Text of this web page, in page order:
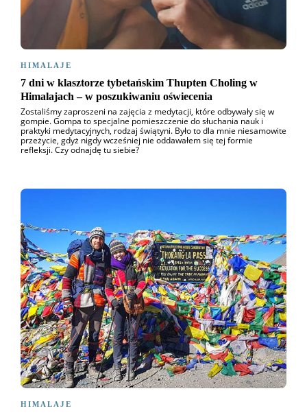
HIMALAJE
7 dni w klasztorze tybetańskim Thupten Choling w
Himalajach – w poszukiwaniu oświecenia
Zostaliśmy zaproszeni na zajęcia z medytacji, które odbywały się w
gompie. Gompa to specjalne pomieszczenie do słuchania nauk i
praktyki medytacyjnych, rodzaj świątyni. Było to dla mnie niesamowite
przeżycie, gdyż nigdy wcześniej nie oddawałem się tej formie
refleksji. Czy odnajdę tu siebie?
HIMALAJE